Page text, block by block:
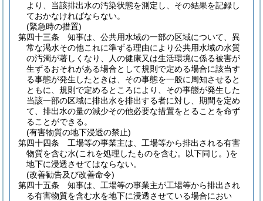
より、当該排出水の汚染状態を測定し、その結果を記録し
ておかなければならない。
(緊急時の措置)
第四十三条
知事は、公共用水域の一部の区域について、異
常な渇水その他これに準ずる理由により公共用水域の水質
の汚濁が著しくなり、人の健康又は生活環境に係る被害が
生ずるおそれがある場合として規則で定める場合に該当す
る事態が発生したときは、その事態を一般に周知させると
ともに、規則で定めるところにより、その事態が発生した
当該一部の区域に排出水を排出する者に対し、期間を定め
て、排出水の量の減少その他必要な措置をとることを命ず
ることができる。
(有害物質の地下浸透の禁止)
第四十四条
工場等の事業主は、工場等から排出される有害
物質を含む水(これを処理したものを含む。以下同じ。)を
地下に浸透させてはならない。
(改善勧告及び改善命令)
第四十五条
知事は、工場等の事業主が工場等から排出され
る有害物質を含む水を地下に浸透させている場合におい